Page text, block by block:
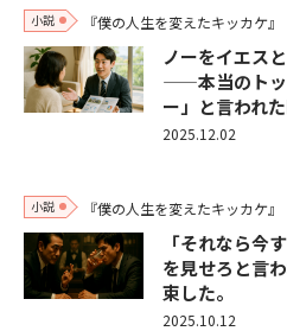
小説 『僕の人生を変えたキッカケ』
ノーをイエス
——本当のトッ
ー」と言われ
2025.12.02
小説 『僕の人生を変えたキッカケ』
「それなら今
を見せろと言
束した。
2025.10.12